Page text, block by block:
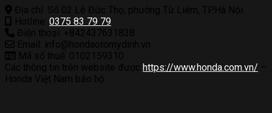
0375 83 79 79
https://www.honda.com.vn/